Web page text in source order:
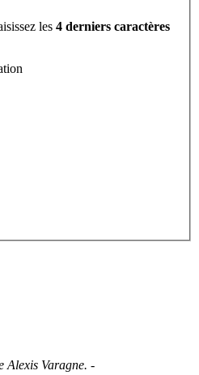
les 4 derniers caractères
Alexis Varagne. -